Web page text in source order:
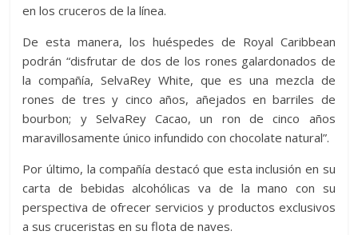
en los cruceros de la línea.
De esta manera, los huéspedes de Royal Caribbean
podrán “disfrutar de dos de los rones galardonados de
la compañía, SelvaRey White, que es una mezcla de
rones de tres y cinco años, añejados en barriles de
bourbon; y SelvaRey Cacao, un ron de cinco años
maravillosamente único infundido con chocolate natural”.
Por último, la compañía destacó que esta inclusión en su
carta de bebidas alcohólicas va de la mano con su
perspectiva de ofrecer servicios y productos exclusivos
a sus cruceristas en su flota de naves.